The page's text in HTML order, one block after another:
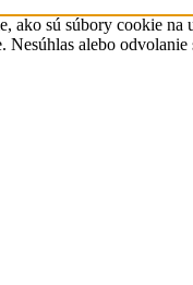
ako sú súbory cookie
alebo